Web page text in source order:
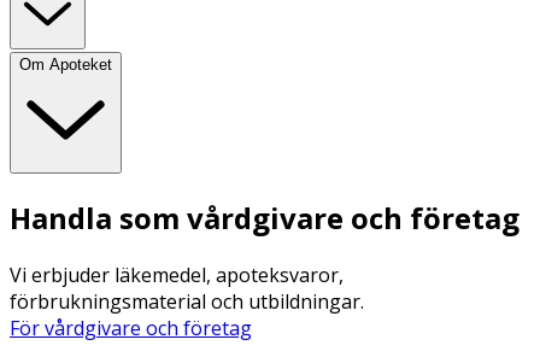
Om Apoteket
Handla som vårdgivare och företag
Vi erbjuder läkemedel, apoteksvaror,
förbrukningsmaterial och utbildningar.
För vårdgivare och företag